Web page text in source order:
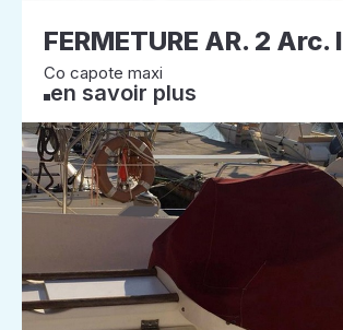
FERMETURE AR. 2 Arc.
Co capote maxi
en savoir plus